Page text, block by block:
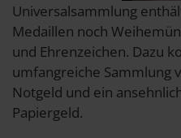
Universalsammlung
Medaillen noch
und Ehrenzeichen. Dazu
umfangreiche Sammlung
Notgeld und ein
Papiergeld.